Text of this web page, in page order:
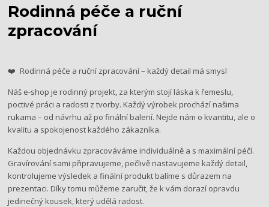
​​​​​​​Rodinná péče a ruční
zpracování
❤️ Rodinná péče a ruční zpracování – každý detail má smysl
Náš e-shop je rodinný projekt, za kterým stojí láska k řemeslu,
poctivé práci a radosti z tvorby. Každý výrobek prochází našima
rukama – od návrhu až po finální balení. Nejde nám o kvantitu, ale o
kvalitu a spokojenost každého zákazníka.
Každou objednávku zpracováváme individuálně a s maximální péčí.
Gravírování sami připravujeme, pečlivě nastavujeme každý detail,
kontrolujeme výsledek a finální produkt balíme s důrazem na
prezentaci. Díky tomu můžeme zaručit, že k vám dorazí opravdu
jedinečný kousek, který udělá radost.